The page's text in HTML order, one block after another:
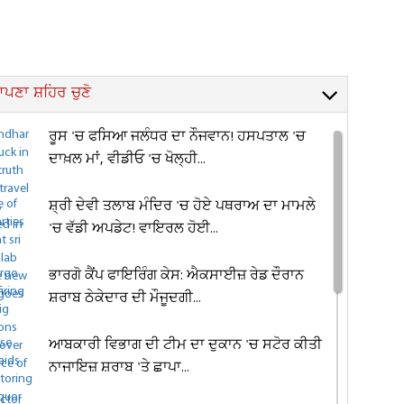
ਸ਼ਹਿਰ ਚੁਣੋ
ਰੂਸ 'ਚ ਫਸਿਆ ਜਲੰਧਰ ਦਾ ਨੌਜਵਾਨ! ਹਸਪਤਾਲ 'ਚ
ਦਾਖ਼ਲ ਮਾਂ, ਵੀਡੀਓ 'ਚ ਖੋਲ੍ਹੀ...
ਸ਼੍ਰੀ ਦੇਵੀ ਤਲਾਬ ਮੰਦਿਰ 'ਚ ਹੋਏ ਪਥਰਾਅ ਦਾ ਮਾਮਲੇ
'ਚ ਵੱਡੀ ਅਪਡੇਟ! ਵਾਇਰਲ ਹੋਈ...
ਭਾਰਗੋ ਕੈਂਪ ਫਾਇਰਿੰਗ ਕੇਸ: ਐਕਸਾਈਜ਼ ਰੇਡ ਦੌਰਾਨ
ਸ਼ਰਾਬ ਠੇਕੇਦਾਰ ਦੀ ਮੌਜੂਦਗੀ...
ਆਬਕਾਰੀ ਵਿਭਾਗ ਦੀ ਟੀਮ ਦਾ ਦੁਕਾਨ 'ਚ ਸਟੋਰ ਕੀਤੀ
ਨਾਜਾਇਜ਼ ਸ਼ਰਾਬ 'ਤੇ ਛਾਪਾ...